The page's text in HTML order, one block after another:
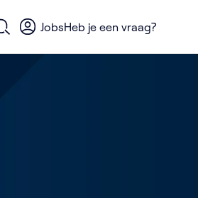
Open zoekformulier
JobsHeb je een vraag?